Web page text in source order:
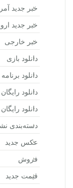
خبر جدید
خبر جدید
خبر خارجی
دانلود بازی
دانلود برنامه
دانلود
دانلود
دسته‌بندی
عکس جدید
فروش
قیمت جدید